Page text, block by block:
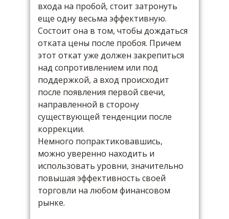
входа на пробой, стоит затронуть
еще одну весьма эффективную.
Состоит она в том, чтобы дождаться
отката цены после пробоя. Причем
этот откат уже должен закрепиться
над сопротивлением или под
поддержкой, а вход происходит
после появления первой свечи,
направленной в сторону
существующей тенденции после
коррекции.
Немного попрактиковавшись,
можно уверенно находить и
использовать уровни, значительно
повышая эффективность своей
торговли на любом финансовом
рынке.